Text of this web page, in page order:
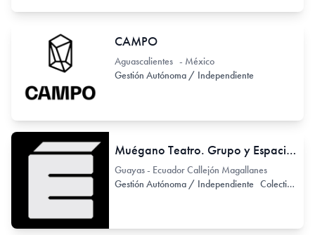
CAMPO
Aguascalientes - México
Gestión Autónoma / Independiente
Muégano Teatro. Grupo y Espacio de Teatro independiente
Guayas - Ecuador Callejón Magallanes
Gestión Autónoma / Independiente Colectivo de Arte / Colectivo de Artistas